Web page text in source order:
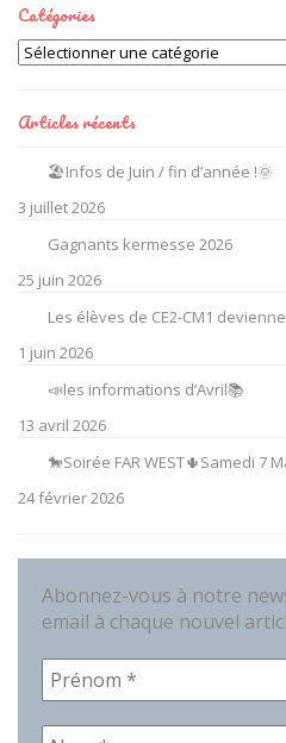
Catégories
Catégories
Articles récents
🏖️Infos de Juin / fin d’année !🌞
3 juillet 2026
Gagnants kermesse 2026
25 juin 2026
Les élèves de CE2-CM1
1 juin 2026
📣les informations d’Avril📚
13 avril 2026
🐎Soirée FAR WEST🌵Samedi 7
24 février 2026
Abonnez-vous à notre
email à chaque nouvel